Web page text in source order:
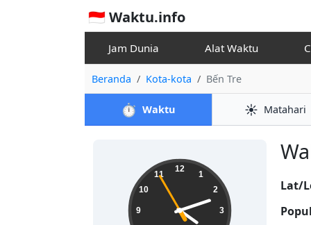
🇮🇩 Waktu.info
Jam Dunia Alat Waktu
Beranda Kota-kota Bến Tre
⏱️ Waktu ☀️ Matahari
16:11:55 12
1
2
3
9
10
11
Lat/